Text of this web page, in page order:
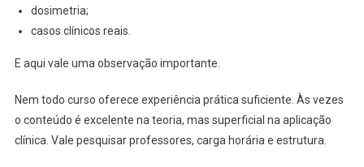
dosimetria;
casos clínicos reais.
E aqui vale uma observação importante.
Nem todo curso oferece experiência prática suficiente. Às vezes
o conteúdo é excelente na teoria, mas superficial na aplicação
clínica. Vale pesquisar professores, carga horária e estrutura.